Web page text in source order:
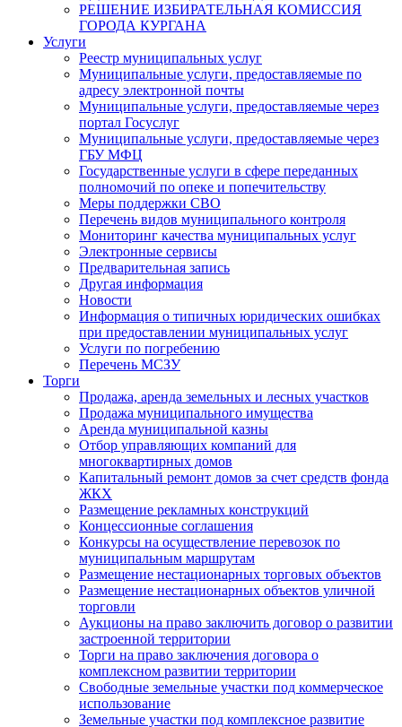
РЕШЕНИЕ ИЗБИРАТЕЛЬНАЯ КОМИССИЯ
ГОРОДА КУРГАНА
Услуги
Реестр муниципальных услуг
Муниципальные услуги, предоставляемые по
адресу электронной почты
Муниципальные услуги, предоставляемые через
портал Госуслуг
Муниципальные услуги, предоставляемые через
ГБУ МФЦ
Государственные услуги в сфере переданных
полномочий по опеке и попечительству
Меры поддержки СВО
Перечень видов муниципального контроля
Мониторинг качества муниципальных услуг
Электронные сервисы
Предварительная запись
Другая информация
Новости
Информация о типичных юридических ошибках
при предоставлении муниципальных услуг
Услуги по погребению
Перечень МСЗУ
Торги
Продажа, аренда земельных и лесных участков
Продажа муниципального имущества
Аренда муниципальной казны
Отбор управляющих компаний для
многоквартирных домов
Капитальный ремонт домов за счет средств фонда
ЖКХ
Размещение рекламных конструкций
Концессионные соглашения
Конкурсы на осуществление перевозок по
муниципальным маршрутам
Размещение нестационарных торговых объектов
Размещение нестационарных объектов уличной
торговли
Аукционы на право заключить договор о развитии
застроенной территории
Торги на право заключения договора о
комплексном развитии территории
Свободные земельные участки под коммерческое
использование
Земельные участки под комплексное развитие